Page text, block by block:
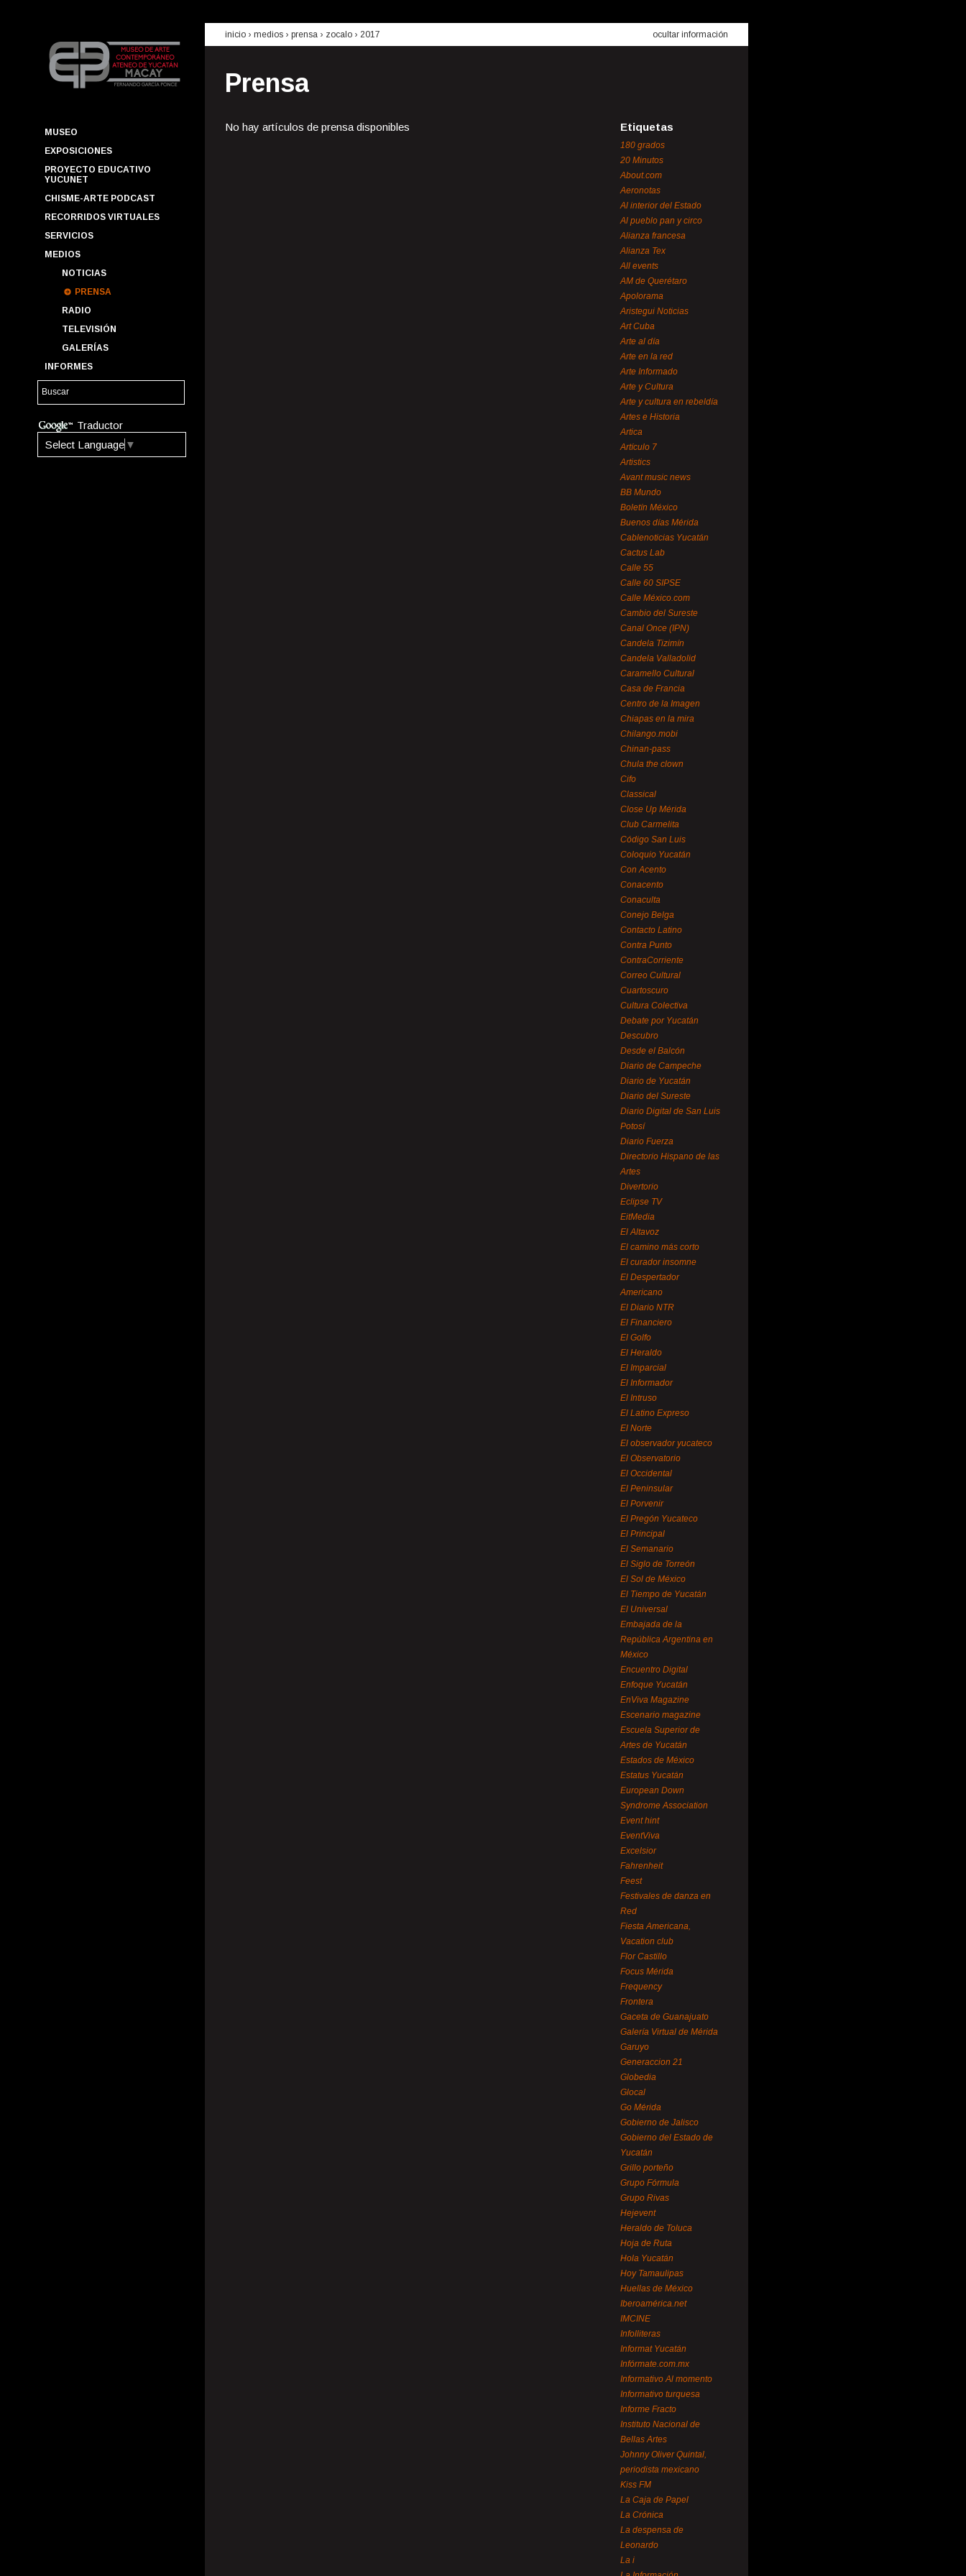
MUSEO
EXPOSICIONES
PROYECTO EDUCATIVO
YUCUNET
CHISME-ARTE PODCAST
RECORRIDOS VIRTUALES
SERVICIOS
MEDIOS
NOTICIAS
PRENSA
RADIO
TELEVISIÓN
GALERÍAS
INFORMES
Traductor
Select Language ▼
inicio › medios › prensa › zocalo › 2017 ocultar información
Prensa
No hay artículos de prensa disponibles Etiquetas
180 grados
20 Minutos
About.com
Aeronotas
Al interior del Estado
Al pueblo pan y circo
Alianza francesa
Alianza Tex
All events
AM de Querétaro
Apolorama
Aristegui Noticias
Art Cuba
Arte al día
Arte en la red
Arte Informado
Arte y Cultura
Arte y cultura en rebeldía
Artes e Historia
Artica
Artículo 7
Artistics
Avant music news
BB Mundo
Boletín México
Buenos días Mérida
Cablenoticias Yucatán
Cactus Lab
Calle 55
Calle 60 SIPSE
Calle México.com
Cambio del Sureste
Canal Once (IPN)
Candela Tizimín
Candela Valladolid
Caramello Cultural
Casa de Francia
Centro de la Imagen
Chiapas en la mira
Chilango.mobi
Chinan-pass
Chula the clown
Cifo
Classical
Close Up Mérida
Club Carmelita
Código San Luis
Coloquio Yucatán
Con Acento
Conacento
Conaculta
Conejo Belga
Contacto Latino
Contra Punto
ContraCorriente
Correo Cultural
Cuartoscuro
Cultura Colectiva
Debate por Yucatán
Descubro
Desde el Balcón
Diario de Campeche
Diario de Yucatán
Diario del Sureste
Diario Digital de San Luis
Potosí
Diario Fuerza
Directorio Hispano de las
Artes
Divertorio
Eclipse TV
EitMedia
El Altavoz
El camino más corto
El curador insomne
El Despertador
Americano
El Diario NTR
El Financiero
El Golfo
El Heraldo
El Imparcial
El Informador
El Intruso
El Latino Expreso
El Norte
El observador yucateco
El Observatorio
El Occidental
El Peninsular
El Porvenir
El Pregón Yucateco
El Principal
El Semanario
El Siglo de Torreón
El Sol de México
El Tiempo de Yucatán
El Universal
Embajada de la
República Argentina en
México
Encuentro Digital
Enfoque Yucatán
EnViva Magazine
Escenario magazine
Escuela Superior de
Artes de Yucatán
Estados de México
Estatus Yucatán
European Down
Syndrome Association
Event hint
EventViva
Excelsior
Fahrenheit
Feest
Festivales de danza en
Red
Fiesta Americana,
Vacation club
Flor Castillo
Focus Mérida
Frequency
Frontera
Gaceta de Guanajuato
Galería Virtual de Mérida
Garuyo
Generaccion 21
Globedia
Glocal
Go Mérida
Gobierno de Jalisco
Gobierno del Estado de
Yucatán
Grillo porteño
Grupo Fórmula
Grupo Rivas
Hejevent
Heraldo de Toluca
Hoja de Ruta
Hola Yucatán
Hoy Tamaulipas
Huellas de México
Iberoamérica.net
IMCINE
Infolliteras
Informat Yucatán
Infórmate.com.mx
Informativo Al momento
Informativo turquesa
Informe Fracto
Instituto Nacional de
Bellas Artes
Johnny Oliver Quintal,
periodista mexicano
Kiss FM
La Caja de Papel
La Crónica
La despensa de
Leonardo
La i